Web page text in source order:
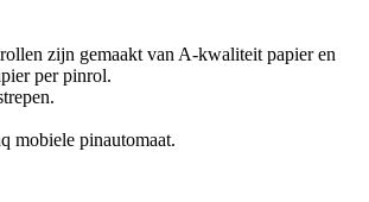
zijn gemaakt van A-kwaliteit papier en
per pinrol.
mobiele pinautomaat.